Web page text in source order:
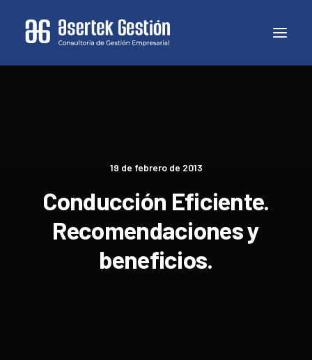
19 de febrero de 2013
Conducción Eficiente.
Recomendaciones y
beneficios.